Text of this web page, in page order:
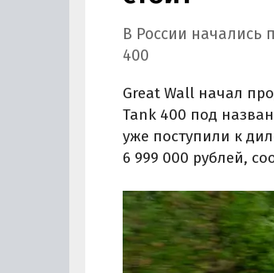
В России начались
400
Great Wall начал
Tank 400 под
уже поступили к
6 999 000 рублей,